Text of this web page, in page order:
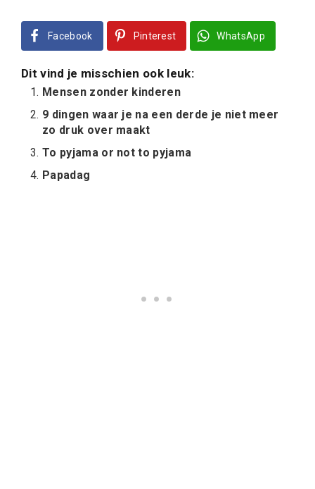
Facebook Pinterest WhatsApp
Dit vind je misschien ook leuk:
Mensen zonder kinderen
9 dingen waar je na een derde je niet meer
zo druk over maakt
To pyjama or not to pyjama
Papadag